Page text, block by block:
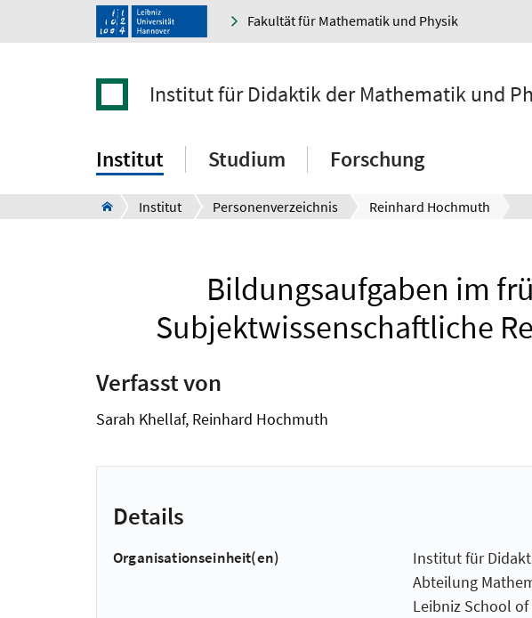
Fakultät für Mathematik und Physik
Institut für Didaktik der Mathematik und
Institut Studium Forschung
Institut Personenverzeichnis Reinhard Hochmuth
Bildungsaufgaben im
Subjektwissenschaftliche
Verfasst von
Sarah Khellaf, Reinhard Hochmuth
Details
Organisationseinheit(en)
Institut für
Abteilung
Leibniz School